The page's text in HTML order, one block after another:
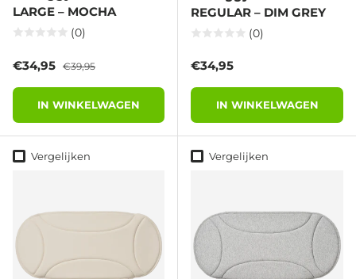
LARGE – MOCHA
(0)
Verkoopprijs
€34,95 Reguliere prijs
€39,95
IN WINKELWAGEN
REGULAR – DIM GREY
(0)
Reguliere prijs
€34,95
IN WINKELWAGEN
Vergelijken Vergelijken